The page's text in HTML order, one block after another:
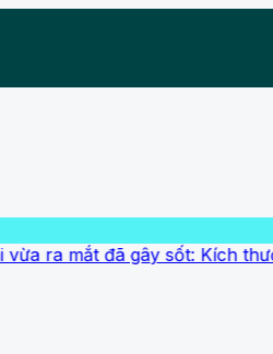
đã gây sốt: Kích thước bằng